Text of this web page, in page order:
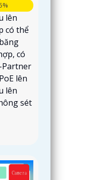
lên
có thể
có
Partner
lên
lên
sét